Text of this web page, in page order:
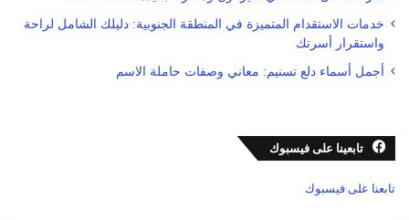
خدمات الاستقدام المتميزة في المنطقة الجنوبية: دليلك الشامل لراحة
واستقرار أسرتك
أجمل أسماء دلع تسنيم: معاني وصفات حاملة الاسم
تابعينا على فيسبوك
تابعنا على فيسبوك